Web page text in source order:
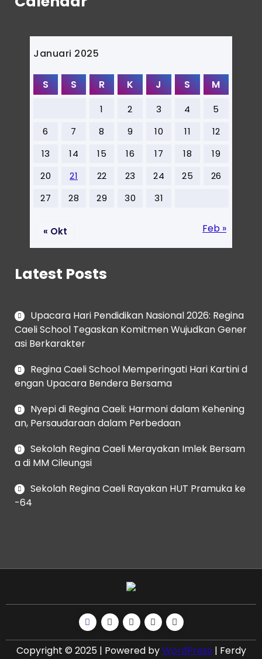
Januari 2025
S S R K J S M
1 2 3 4
5
6
7 8 9 10 11
12
13
14 15 16 17 18
19
20
21 22 23 24 25
26
27
28 29 30 31
« Okt Feb »
Latest Posts
Upacara Hari Pendidikan Nasional 2026: Regina
Caeli School Tegaskan Komitmen Wujudkan Gener
asi Berkarakter
Regina Caeli School Memperingati Hari Kartini d
engan Upacara Bendera Bersama
Nyepi di Regina Caeli: Harmoni dalam Kehening
an, Persaudaraan dalam Perbedaan
Sekolah Regina Caeli Merayakan Imlek Bersam
a di MM Cileungsi
Sekolah Regina Caeli Rayakan HUT Pramuka ke
-64
Copyright © 2025 | Powered byWordPress | Ferdy